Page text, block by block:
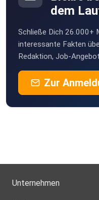
dem
Schließe Dich 26.000+
interessante Fakten
Redaktion, Job-
Zur
Unternehmen